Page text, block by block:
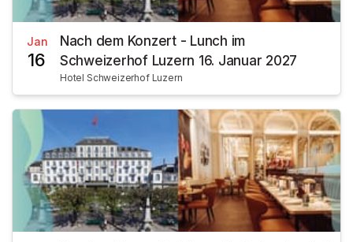
Jan
16
Nach dem Konzert - Lunch im
Schweizerhof Luzern 16. Januar 2027
Hotel Schweizerhof Luzern